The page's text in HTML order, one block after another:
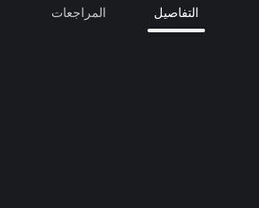
التفاصيل المراجعات